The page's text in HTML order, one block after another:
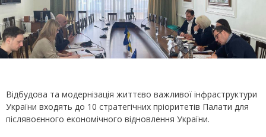
Відбудова та модернізація життєво важливої ​​інфраструктури
України входять до 10 стратегічних пріоритетів Палати для
післявоєнного економічного відновлення України.